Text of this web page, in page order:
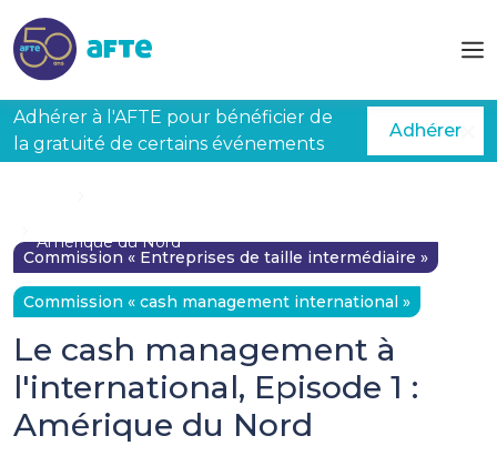
Adhérer à l'AFTE pour bénéficier de
la gratuité de certains événements
Adhérer
Amérique du Nord
Commission « Entreprises de taille intermédiaire »
Commission « cash management international »
Le cash management à
l'international, Episode 1 :
Amérique du Nord